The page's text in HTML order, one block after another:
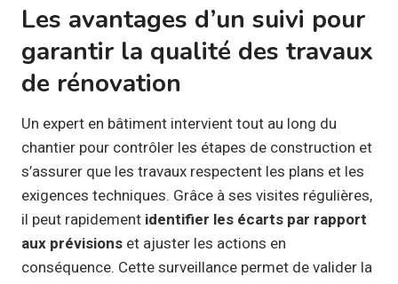
Les avantages d’un suivi pour
garantir la qualité des travaux
de rénovation
Un expert en bâtiment intervient tout au long du
chantier pour contrôler les étapes de construction et
s’assurer que les travaux respectent les plans et les
exigences techniques. Grâce à ses visites régulières,
il peut rapidement identifier les écarts par rapport
aux prévisions et ajuster les actions en
conséquence. Cette surveillance permet de valider la